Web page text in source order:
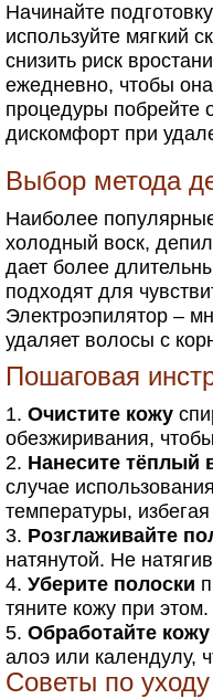
Начинайте
используйте мягкий
снизить риск
ежедневно, чтобы
процедуры побрейте
дискомфорт при
Выбор метода
Наиболее
холодный воск,
дает более
подходят для
Электроэпилятор –
удаляет волосы с
Пошаговая
Очистите кожу
обезжиривания,
Нанесите тёплый
случае
температуры,
Розглаживайте
натянутой. Не
Уберите полоски
тяните кожу при этом.
Обработайте кожу
алоэ или календулу,
Советы по